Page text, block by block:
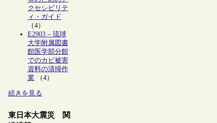
クセシビリテ
ィ・ガイド
（4）
E2903 – 琉球
大学附属図書
館医学部分館
でのカビ被害
資料の清掃作
業（4）
続きを見る
東日本大震災 関